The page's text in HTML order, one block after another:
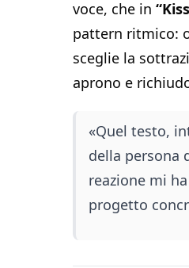
voce, che in
pattern ritmico:
sceglie la
aprono e
«Quel testo,
della persona
reazione mi
progetto